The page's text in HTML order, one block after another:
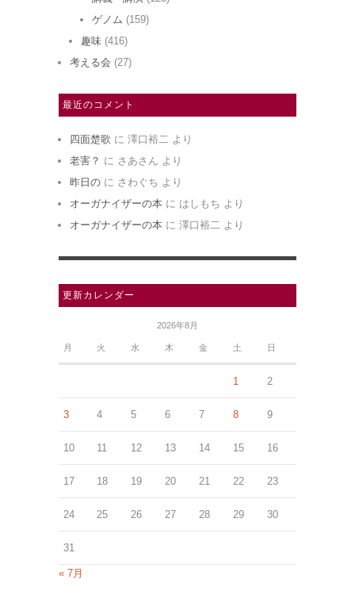
ゲノム (159)
趣味 (416)
考える会 (27)
最近のコメント
四面楚歌 に 澤口裕二 より
老害？ に さあさん より
昨日の に さわぐち より
オーガナイザーの本 に はしもち より
オーガナイザーの本 に 澤口裕二 より
更新カレンダー
2026年8月
月 火 水 木 金 土 日
1 2
3 4 5 6 7 8 9
10 11 12 13 14 15 16
17 18 19 20 21 22 23
24 25 26 27 28 29 30
31
« 7月